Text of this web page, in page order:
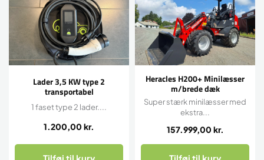
Lader 3,5 KW type 2
transportabel
1.200,00 kr.
1 faset type 2 lader....
Tilføj til kurv
Heracles H200+ Minilæsser
m/brede dæk
157.999,00 kr.
Super stærk minilæsser med
ekstra...
Tilføj til kurv